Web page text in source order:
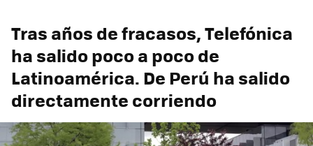
Tras años de fracasos, Telefónica
ha salido poco a poco de
Latinoamérica. De Perú ha salido
directamente corriendo